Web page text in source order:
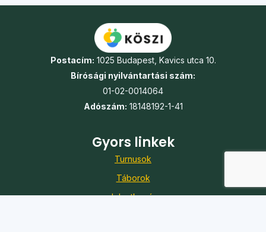
Postacím: 1025 Budapest, Kavics utca 10.
Bírósági nyilvántartási szám:
01-02-0014064
Adószám: 18148192-1-41
Gyors linkek
Turnusok
Táborok
Jelentkezés